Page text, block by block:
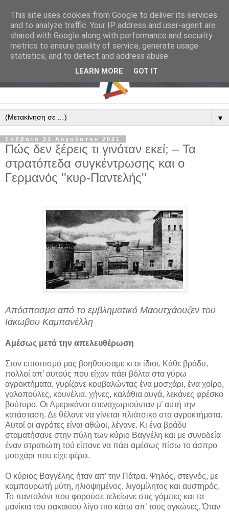
▼
Σάββατο 21 Αυγούστου 2021
Πώς δεν ξέρεις τι γινόταν εκεί; – Τα
στρατόπεδα συγκέντρωσης και ο
Γερμανός ''κυρ-Παντελής''
Απόσπασμα από το εμβληματικό Μαουτχάουζεν του
Ιάκωβου Καμπανέλλη
Αμέσως μετά την απελευθέρωση
Στον επισιτισμό μας βοηθούσαμε κι οι ίδιοι. Κάθε βράδυ,
πολλοί απ’ αυτούς που είχαν πάει βόλτα στα γύρω
αγροκτήματα, γυρίζανε κουβαλώντας ένα μοσχάρι, ένα χοίρο,
γαλοπούλες, κουνέλια, χήνες, καλάθια αυγά, λεκάνες φρέσκο
βούτυρο. Οι Αμερικάνοι στεναχωριούνταν μ’ αυτή την
κατάσταση. Δε θέλανε να γίνεται πλιάτσικο στα αγροκτήματα.
Αυτοί οι αγρότες είναι αθώοι, λέγανε. Κι ένα βράδυ
σταματήσανε στην πύλη των κύριο Βαγγέλη και με συνοδεία
έναν στρατιώτη τού είπανε να πάει αμέσως πίσω το άσπρο
μοσχάρι που είχε φέρει.
Ο κύριος Βαγγέλης ήταν απ’ την Πάτρα. Ψηλός, στεγνός, με
καμπουρωτή μύτη, ηλιοψημένος, λιγομίλητος και αυστηρός.
Το πανταλόνι που φορούσε τελείωνε στις γάμπες και τα
μανίκια του σακακιού λίγο πιο κάτω απ’ τους αγκώνες. Όταν
This site uses cookies from Google to deliver its services
and to analyze traffic. Your IP address and user-agent are
shared with Google along with performance and security
metrics to ensure quality of service, generate usage
statistics, and to detect and address abuse.
LEARN MORE GOT IT